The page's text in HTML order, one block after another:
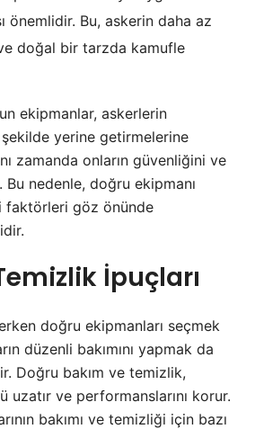
önemlidir. Bu, askerin daha az
doğal bir tarzda kamufle
ekipmanlar, askerlerin
yerine getirmelerine
zamanda onların güvenliğini ve
Bu nedenle, doğru ekipmanı
faktörleri göz önünde
İpuçları
doğru ekipmanları seçmek
düzenli bakımını yapmak da
Doğru bakım ve temizlik,
uzatır ve performanslarını korur.
bakımı ve temizliği için bazı